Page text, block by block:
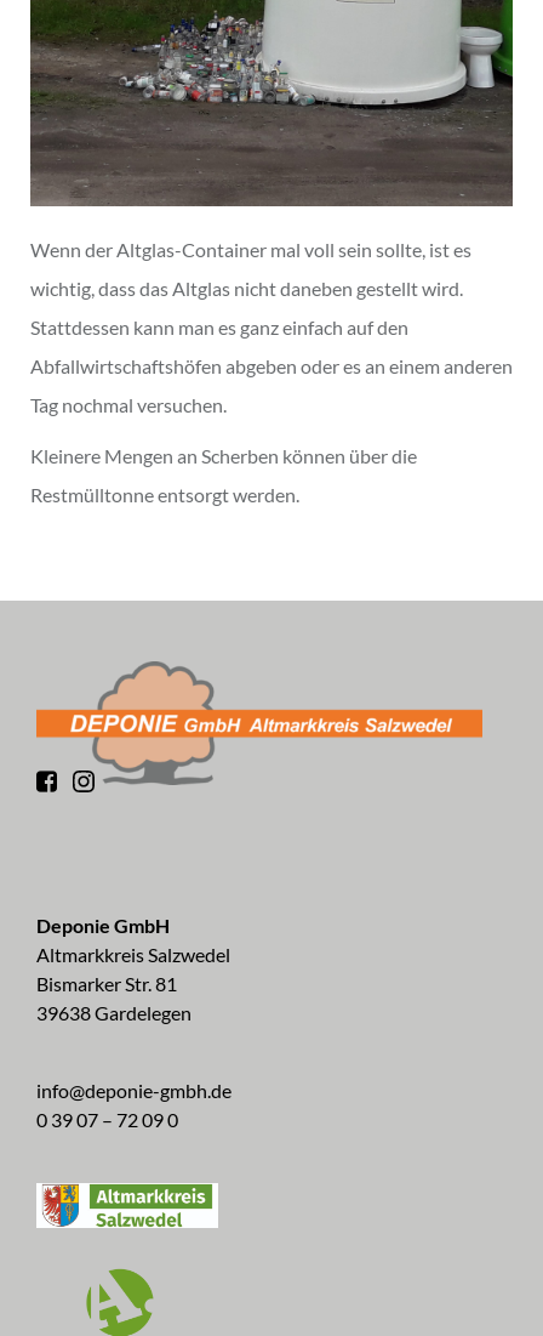
Wenn der Altglas-Container mal voll sein sollte, ist es
wichtig, dass das Altglas nicht daneben gestellt wird.
Stattdessen kann man es ganz einfach auf den
Abfallwirtschaftshöfen abgeben oder es an einem anderen
Tag nochmal versuchen.
Kleinere Mengen an Scherben können über die
Restmülltonne entsorgt werden.
Deponie GmbH
Altmarkkreis Salzwedel
Bismarker Str. 81
39638 Gardelegen
info@deponie-gmbh.de
0 39 07 – 72 09 0